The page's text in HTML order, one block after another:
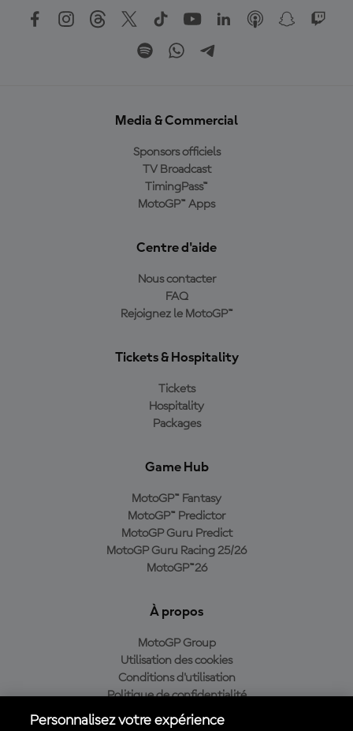
Media & Commercial
Sponsors officiels
TV Broadcast
TimingPass™
MotoGP™ Apps
Centre d'aide
Nous contacter
FAQ
Rejoignez le MotoGP™
Tickets & Hospitality
Tickets
Hospitality
Packages
Game Hub
MotoGP™ Fantasy
MotoGP™ Predictor
MotoGP Guru Predict
MotoGP Guru Racing 25/26
MotoGP™26
À propos
MotoGP Group
Utilisation des cookies
Conditions d'utilisation
Politique de confidentialité
Politique d’achat
Personnalisez votre expérience